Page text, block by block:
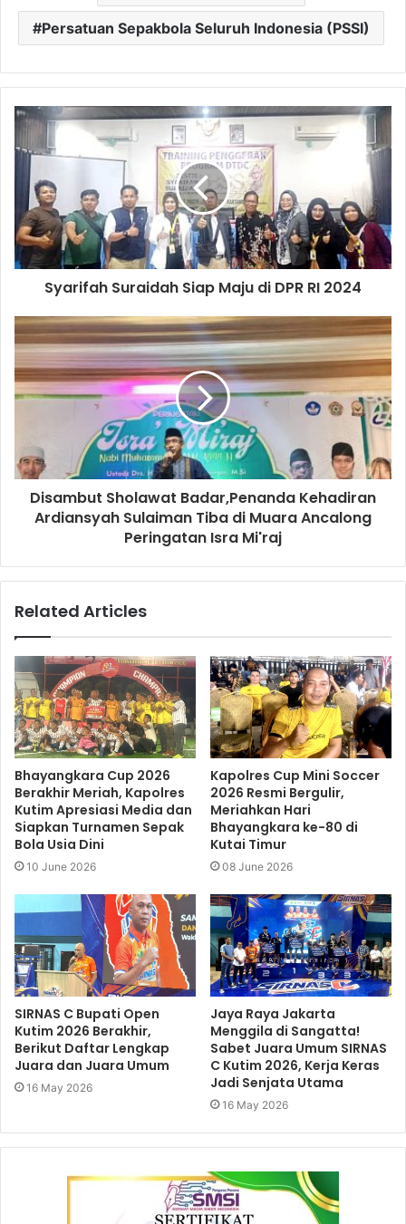
Persatuan Sepakbola Seluruh Indonesia (PSSI)
Syarifah Suraidah Siap Maju di DPR RI 2024
Disambut Sholawat Badar,Penanda Kehadiran
Ardiansyah Sulaiman Tiba di Muara Ancalong
Peringatan Isra Mi'raj
Related Articles
Bhayangkara Cup 2026
Berakhir Meriah, Kapolres
Kutim Apresiasi Media dan
Siapkan Turnamen Sepak
Bola Usia Dini
10 June 2026
Kapolres Cup Mini Soccer
2026 Resmi Bergulir,
Meriahkan Hari
Bhayangkara ke-80 di
Kutai Timur
08 June 2026
SIRNAS C Bupati Open
Kutim 2026 Berakhir,
Berikut Daftar Lengkap
Juara dan Juara Umum
16 May 2026
Jaya Raya Jakarta
Menggila di Sangatta!
Sabet Juara Umum SIRNAS
C Kutim 2026, Kerja Keras
Jadi Senjata Utama
16 May 2026